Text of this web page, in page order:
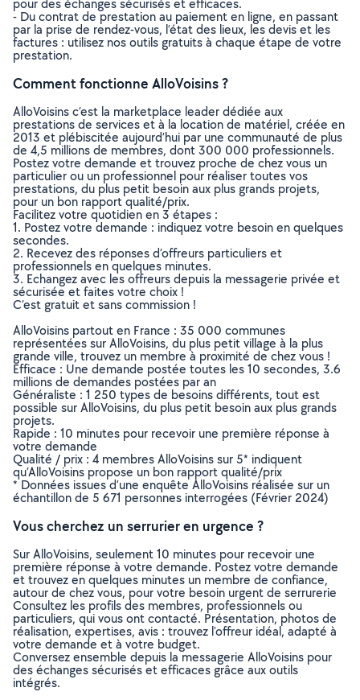
pour des échanges sécurisés et efficaces.
- Du contrat de prestation au paiement en ligne, en passant
par la prise de rendez-vous, l’état des lieux, les devis et les
factures : utilisez nos outils gratuits à chaque étape de votre
prestation.
Comment fonctionne AlloVoisins ?
AlloVoisins c’est la marketplace leader dédiée aux
prestations de services et à la location de matériel, créée en
2013 et plébiscitée aujourd’hui par une communauté de plus
de 4,5 millions de membres, dont 300 000 professionnels.
Postez votre demande et trouvez proche de chez vous un
particulier ou un professionnel pour réaliser toutes vos
prestations, du plus petit besoin aux plus grands projets,
pour un bon rapport qualité/prix.
Facilitez votre quotidien en 3 étapes :
1. Postez votre demande : indiquez votre besoin en quelques
secondes.
2. Recevez des réponses d’offreurs particuliers et
professionnels en quelques minutes.
3. Echangez avec les offreurs depuis la messagerie privée et
sécurisée et faites votre choix !
C’est gratuit et sans commission !
AlloVoisins partout en France : 35 000 communes
représentées sur AlloVoisins, du plus petit village à la plus
grande ville, trouvez un membre à proximité de chez vous !
Efficace : Une demande postée toutes les 10 secondes, 3.6
millions de demandes postées par an
Généraliste : 1 250 types de besoins différents, tout est
possible sur AlloVoisins, du plus petit besoin aux plus grands
projets.
Rapide : 10 minutes pour recevoir une première réponse à
votre demande
Qualité / prix : 4 membres AlloVoisins sur 5* indiquent
qu’AlloVoisins propose un bon rapport qualité/prix
* Données issues d’une enquête AlloVoisins réalisée sur un
échantillon de 5 671 personnes interrogées (Février 2024)
Vous cherchez un serrurier en urgence ?
Sur AlloVoisins, seulement 10 minutes pour recevoir une
première réponse à votre demande. Postez votre demande
et trouvez en quelques minutes un membre de confiance,
autour de chez vous, pour votre besoin urgent de serrurerie
Consultez les profils des membres, professionnels ou
particuliers, qui vous ont contacté. Présentation, photos de
réalisation, expertises, avis : trouvez l'offreur idéal, adapté à
votre demande et à votre budget.
Conversez ensemble depuis la messagerie AlloVoisins pour
des échanges sécurisés et efficaces grâce aux outils
intégrés.